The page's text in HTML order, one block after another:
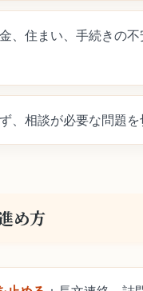
、住まい、手続きの
、相談が必要な問題を
め方